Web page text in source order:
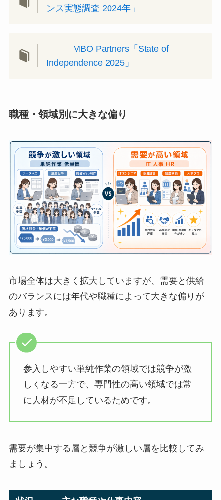
ンス実態調査 2024年」
MBO Partners「State of
Independence 2025」
職種・領域別に大きな偏り
市場全体は大きく拡大していますが、需要と供給
のバランスには年代や職種によって大きな偏りが
あります。
参入しやすい単純作業の領域では競争が激
しくなる一方で、専門性の高い領域では常
に人材が不足しているためです。
需要が集中する層と競争が激しい層を比較してみ
ましょう。